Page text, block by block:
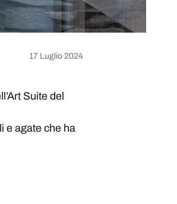
17 Luglio 2024
Suite del
e agate che ha